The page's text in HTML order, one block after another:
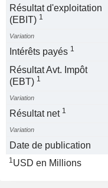
Résultat d'exploitation
(EBIT) 1
Variation
Intérêts payés 1
Résultat Avt. Impôt
(EBT) 1
Variation
Résultat net 1
Variation
Date de publication
1USD en Millions